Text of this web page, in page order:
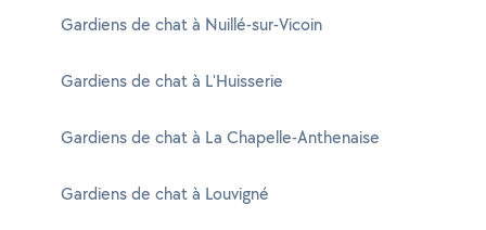
Gardiens de chat à Nuillé-sur-Vicoin
Gardiens de chat à L'Huisserie
Gardiens de chat à La Chapelle-Anthenaise
Gardiens de chat à Louvigné